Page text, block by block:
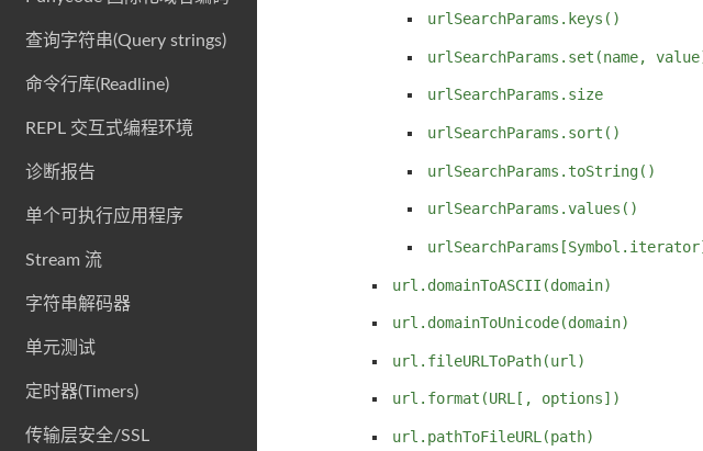
查询字符串(Query strings)
命令行库(Readline)
REPL 交互式编程环境
诊断报告
单个可执行应用程序
Stream 流
字符串解码器
单元测试
定时器(Timers)
传输层安全/SSL
urlSearchParams.keys()
urlSearchParams.set(name,
urlSearchParams.size
urlSearchParams.sort()
urlSearchParams.toString()
urlSearchParams.values()
url.domainToASCII(domain)
url.domainToUnicode(domain)
url.fileURLToPath(url)
url.format(URL[, options])
url.pathToFileURL(path)